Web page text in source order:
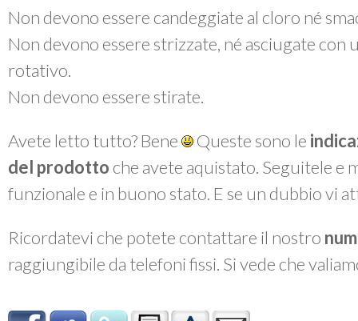
Non devono essere candeggiate al cloro né
Non devono essere strizzate, né asciugate con
rotativo.
Non devono essere stirate.
Avete letto tutto? Bene Queste sono le
del prodotto che avete aquistato. Seguitele
funzionale e in buono stato. E se un dubbio vi
Ricordatevi che potete contattare il nostro
raggiungibile da telefoni fissi. Si vede che